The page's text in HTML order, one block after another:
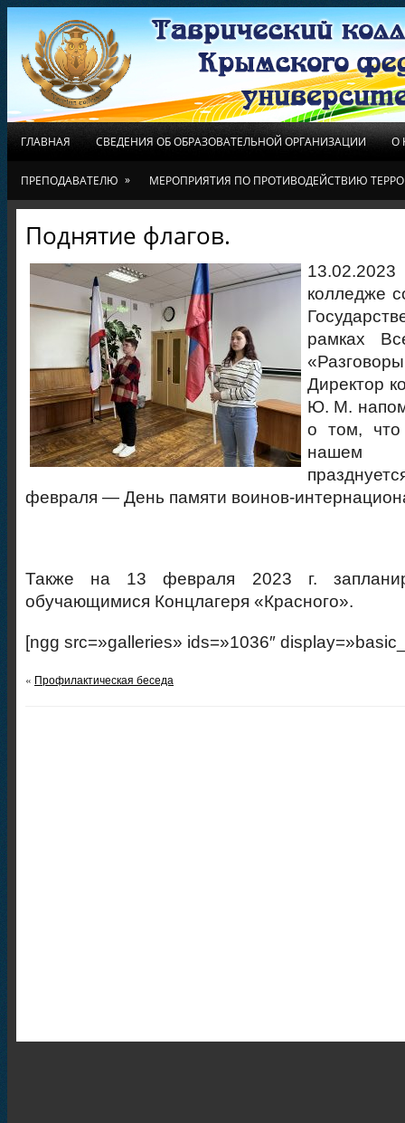
ГЛАВНАЯ СВЕДЕНИЯ ОБ ОБРАЗОВАТЕЛЬНОЙ ОРГАНИЗАЦИИ О
ПРЕПОДАВАТЕЛЮ » МЕРОПРИЯТИЯ ПО ПРОТИВОДЕЙСТВИЮ
Поднятие флагов.
колледже
рамках
Директор
Ю. М.
о том,
нашем
февраля — День памяти воинов-
Также на 13 февраля 2023 г.
обучающимися Концлагеря «Красного».
[ngg src=»galleries» ids=»1036″
« Профилактическая беседа